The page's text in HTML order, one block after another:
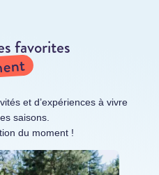
favorites
et d’expériences à vivre
saisons.
du moment !